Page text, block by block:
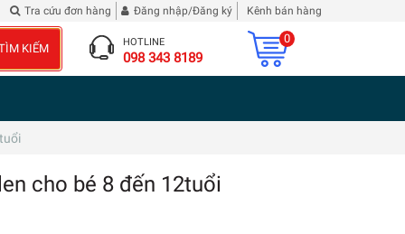
NghĩaĐừng phê bình tôi | 2 chai Rượu Vang Hibiscus Roselle
Tra cứu đơn hàng Đăng nhập/Đăng ký Kênh bán hàng
KIẾM HOTLINE
098 343 8189
0
cho bé 8 đến 12tuổi